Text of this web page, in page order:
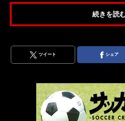
続きを読
ツイート シェア